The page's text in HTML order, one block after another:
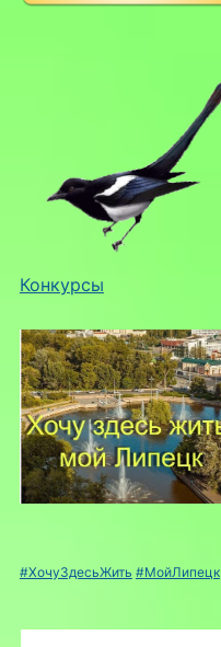
Конкурсы
#ХочуЗдесьЖить #МойЛипецк